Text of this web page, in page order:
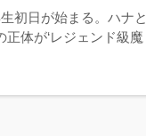
初日が始まる。ハナと
体が‘レジェンド級魔